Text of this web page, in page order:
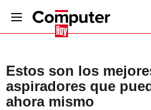
Estos son los
aspiradores que
ahora mismo